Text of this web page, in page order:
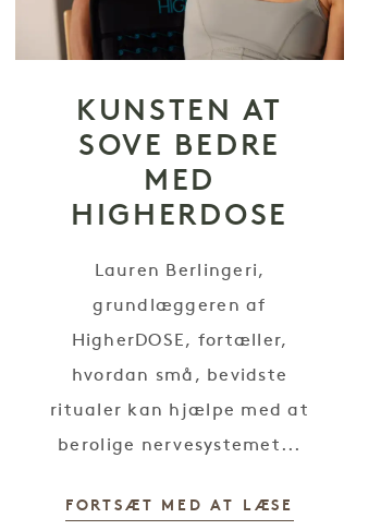
KUNSTEN AT
SOVE BEDRE
MED
HIGHERDOSE
Lauren Berlingeri,
grundlæggeren af
HigherDOSE, fortæller,
hvordan små, bevidste
ritualer kan hjælpe med at
berolige nervesystemet...
FORTSÆT MED AT LÆSE